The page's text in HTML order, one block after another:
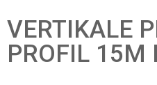
VERTIKALE
PROFIL 15M